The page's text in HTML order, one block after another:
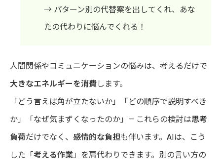
→ パターン別の代替案を出してくれ、あな
たの代わりに悩んでくれる！
人間関係やコミュニケーションの悩みは、考えるだけで
大きなエネルギーを消費します。
「どう言えば角が立たないか」「どの順序で説明すべき
か」「なぜ気まずくなったのか」— これらの検討は思考
負荷だけでなく、 感情的な負担も伴います。AIは、こう
した「考える作業 」を肩代わりできます。別の言い方の